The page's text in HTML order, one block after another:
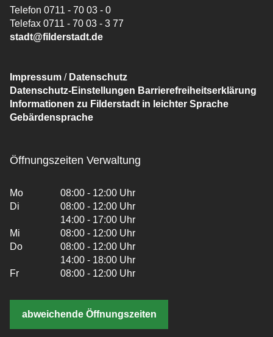
Telefon 0711 - 70 03 - 0
Telefax 0711 - 70 03 - 3 77
stadt@filderstadt.de
Impressum / Datenschutz
Datenschutz-Einstellungen Barrierefreiheitserklärung
Informationen zu Filderstadt in leichter Sprache
Gebärdensprache
Öffnungszeiten Verwaltung
Mo
08:00 - 12:00 Uhr
Di
08:00 - 12:00 Uhr
14:00 - 17:00 Uhr
Mi
08:00 - 12:00 Uhr
Do
08:00 - 12:00 Uhr
14:00 - 18:00 Uhr
Fr
08:00 - 12:00 Uhr
abweichende Öffnungszeiten